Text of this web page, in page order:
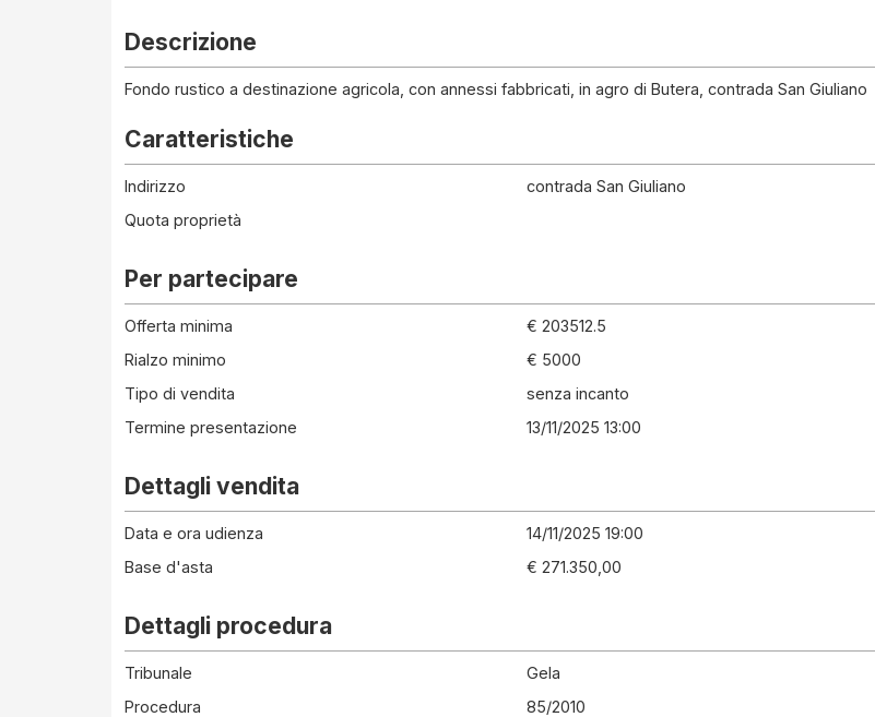
Descrizione
Fondo rustico a destinazione agricola, con annessi fabbricati, in agro di Butera, contrada San Giuliano
Caratteristiche
Indirizzo
contrada San Giuliano
Quota proprietà
Per partecipare
Offerta minima
€ 203512.5
Rialzo minimo
€ 5000
Tipo di vendita
senza incanto
Termine presentazione
13/11/2025 13:00
Dettagli vendita
Data e ora udienza
14/11/2025 19:00
Base d'asta
€ 271.350,00
Dettagli procedura
Tribunale
Gela
Procedura
85/2010